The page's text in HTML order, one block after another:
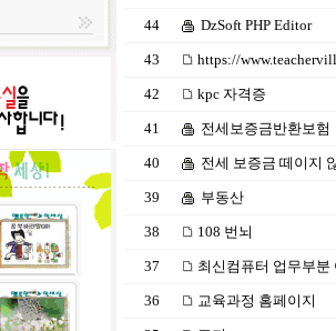
44 DzSoft PHP Editor
43 https://
42 kpc 자격증
41 전세보증금반환보험
40 전세 보증금 떼이지
39 부동산
38 108 번뇌
37 최신컴퓨터 업무부분
36 교육과정 홈페이지